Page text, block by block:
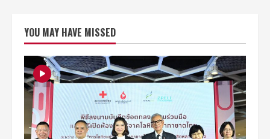
YOU MAY HAVE MISSED